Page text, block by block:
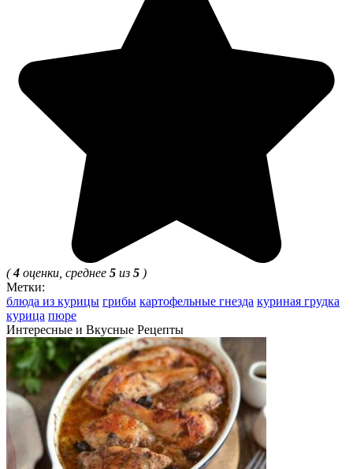
(4 оценки, среднее 5 из 5 )
Метки:
блюда из курицы грибы картофельные гнезда куриная грудка
курица пюре
Интересные и Вкусные Рецепты